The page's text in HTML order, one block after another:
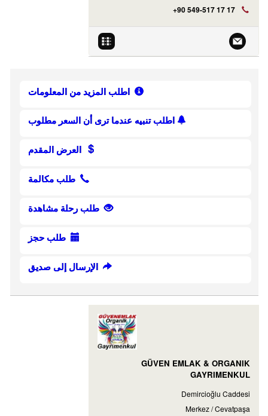
+90 549-517 17 17
اطلب المزيد من المعلومات
اطلب تنبيه عندما ترى أن السعر مطلوب
العرض المقدم
طلب مكالمة
طلب رحلة مشاهدة
طلب حجز
الإرسال إلى صديق
GÜVEN EMLAK & ORGANIK
GAYRIMENKUL
Demircioğlu Caddesi
Merkez / Cevatpaşa